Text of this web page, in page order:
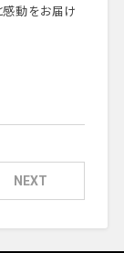
動をお届け
NEXT